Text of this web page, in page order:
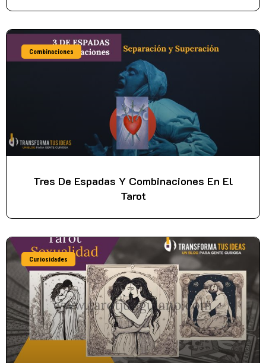
Combinaciones
Tres De Espadas Y Combinaciones En El
Tarot
Curiosidades